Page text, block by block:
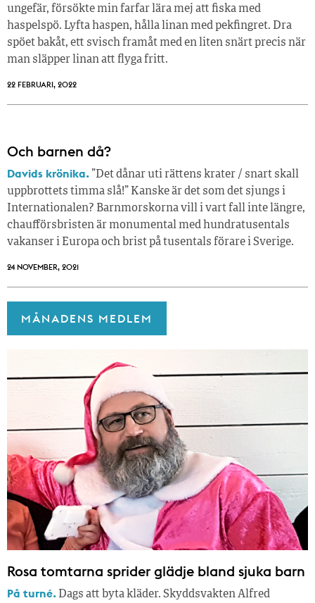
ungefär, försökte min farfar lära mej att fiska med
haspelspö. Lyfta haspen, hålla linan med pekfingret. Dra
spöet bakåt, ett svisch framåt med en liten snärt precis när
man släpper linan att flyga fritt.
22 FEBRUARI, 2022
Och barnen då?
Davids krönika. ”Det dånar uti rättens krater / snart skall
uppbrottets timma slå!” Kanske är det som det sjungs i
Internationalen? Barnmorskorna vill i vart fall inte längre,
chaufförsbristen är monumental med hundratusentals
vakanser i Europa och brist på tusentals förare i Sverige.
24 NOVEMBER, 2021
MÅNADENS MEDLEM
Rosa tomtarna sprider glädje bland sjuka barn
På turné. Dags att byta kläder. Skyddsvakten Alfred